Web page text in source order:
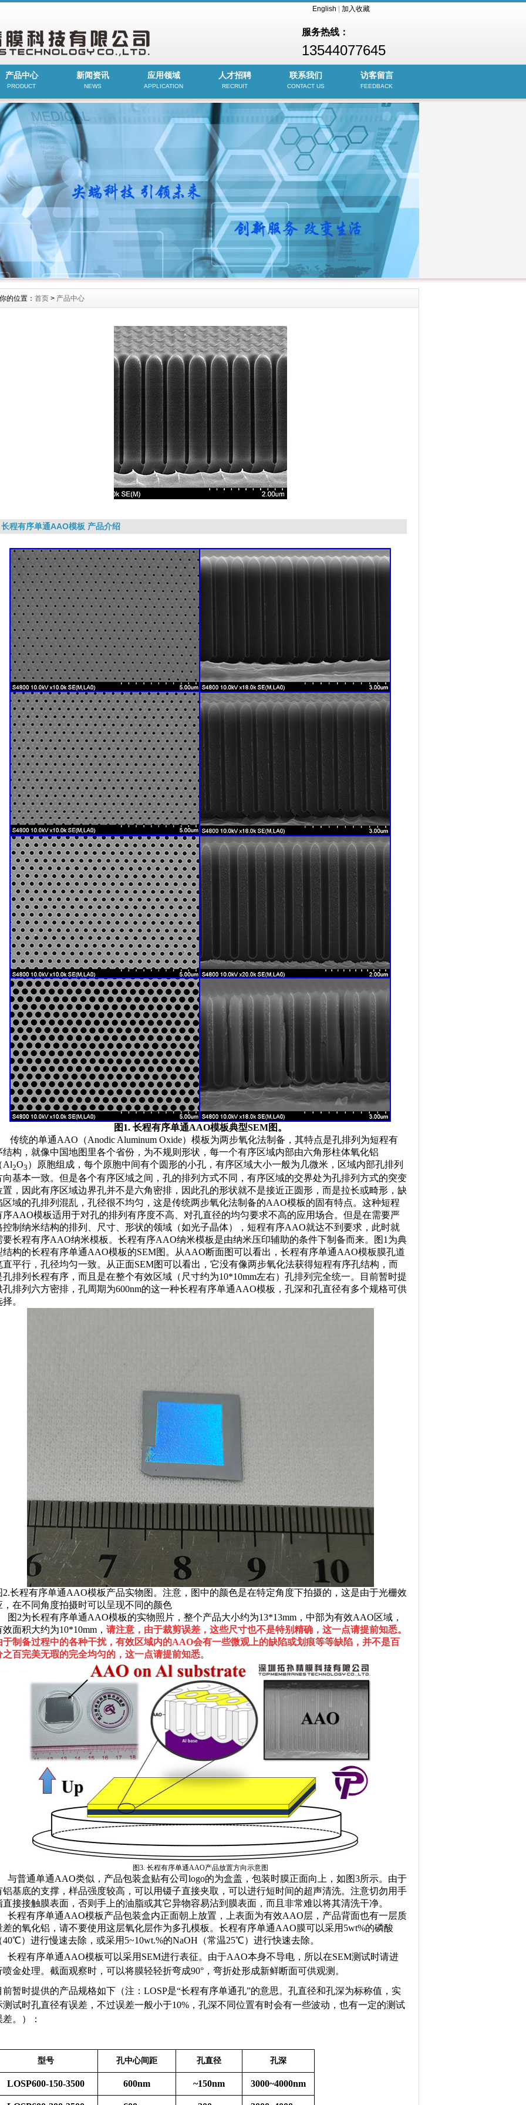
English 加入收藏
服务热线：
13544077645
产品中心
PRODUCT
新闻资讯
NEWS
应用领域
APPLICATION
人才招聘
RECRUIT
联系我们
CONTACT US
访客留言
FEEDBACK
你的位置： 首页 > 产品中心
长程有序单通AAO模板 产品介绍
图1. 长程有序单通AAO模板典型SEM图。
传统的单通AAO（Anodic Aluminum Oxide）模板为两步氧化法制备，其特点是孔排列为短程有
结构，就像中国地图里各个省份，为不规则形状，每一个有序区域内部由六角形柱体氧化铝
Al2O3 ）原胞组成，每个原胞中间有个圆形的小孔，有序区域大小一般为几微米，区域内部孔排列
向基本一致。但是各个有序区域之间，孔的排列方式不同，有序区域的交界处为孔排列方式的突变
置，因此有序区域边界孔并不是六角密排，因此孔的形状就不是接近正圆形，而是拉长或畸形，缺
区域的孔排列混乱，孔径很不均匀，这是传统两步氧化法制备的AAO模板的固有特点。这种短程
序AAO模板适用于对孔的排列有序度不高、对孔直径的均匀要求不高的应用场合。但是在需要严
控制纳米结构的排列、尺寸、形状的领域（如光子晶体），短程有序AAO就达不到要求，此时就
要长程有序AAO纳米模板。 长程有序AAO纳米模板是由纳米压印辅助的条件下制备而来。图1为典
结构的长程有序单通AAO模板的SEM图。从AAO断面图可以看出，长程有序单通AAO模板膜孔道
直平行，孔径均匀一致。从正面SEM图可以看出，它没有像两步氧化法获得短程有序孔结构，而
孔排列长程有序，而且是在整个有效区域（尺寸约为10*10mm左右）孔排列完全统一。目前暂时提
孔排列六方密排，孔周期为600nm的这一种长程有序单通AAO模板，孔深和孔直径有多个规格可供
。
2.长程有序单通AAO模板产品实物图。注意，图中的颜色是在特定角度下拍摄的，这是由于光栅效
，在不同角度拍摄时可以呈现不同的颜色
2为长程有序单通AAO模板的实物照片，整个产品大小约为13*13mm，中部为有效AAO区域，
效面积大约为10*10mm， 请注意，由于裁剪误差，这些尺寸也不是特别精确，这一点请提前知悉。
于制备过程中的各种干扰，有效区域内的AAO会有一些微观上的缺陷或划痕等等缺陷，并不是百
之百完美无瑕的完全均匀的，这一点请提前知悉。
图3. 长程有序单通AAO产品放置方向示意图
普通单通AAO类似，产品包装盒贴有公司logo的为盒盖，包装时膜正面向上，如图3所示。由于
铝基底的支撑，样品强度较高，可以用镊子直接夹取，可以进行短时间的超声清洗。注意切勿用手
直接接触膜表面，否则手上的油脂或其它异物容易沾到膜表面，而且非常难以将其清洗干净。
长程有序单通AAO模板产品包装盒内正面朝上放置，上表面为有效AAO层，产品背面也有一层质
差的氧化铝，请不要使用这层氧化层作为多孔模板。长程有序单通AAO膜可以采用5wt%的磷酸
40℃）进行慢速去除，或采用5~10wt.%的NaOH（常温25℃）进行快速去除。
程有序单通AAO模板可以采用SEM进行表征。由于AAO本身不导电，所以在SEM测试时请进
喷金处理。截面观察时，可以将膜轻轻折弯成90°，弯折处形成新鲜断面可供观测。
前暂时提供的产品规格如下（注：LOSP是“长程有序单通孔”的意思。孔直径和孔深为标称值，实
测试时孔直径有误差，不过误差一般小于10%，孔深不同位置有时会有一些波动，也有一定的测试
差。）：
型号 孔中心间距 孔直径 孔深
LOSP600-150-3500 600nm ~150nm 3000~4000nm